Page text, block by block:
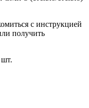
с инструкцией
получить